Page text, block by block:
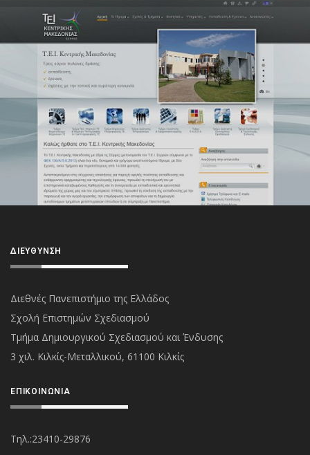
ΔΙΕΎΘΥΝΣΗ
Διεθνές Πανεπιστήμιο της Ελλάδος
Σχολή Επιστημών Σχεδιασμού
Τμήμα Δημιουργικού Σχεδιασμού και Ένδυσης
3 χιλ. Κιλκίς-Μεταλλικού, 61100 Κιλκίς
ΕΠΙΚΟΙΝΩΝΊΑ
Τηλ.:23410-29876